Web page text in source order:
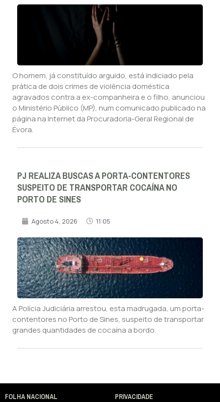
O homem, já constituído arguido, está indiciado pela
prática de dois crimes de violência doméstica
agravados contra a ex-companheira e o filho, anunciou
o Ministério Público (MP), num comunicado publicado na
página na Internet da Procuradoria-Geral Regional de
Évora.
PJ REALIZA BUSCAS A PORTA-CONTENTORES
SUSPEITO DE TRANSPORTAR COCAÍNA NO
PORTO DE SINES
Agosto 4, 2026 11:05
A Polícia Judiciária arrestou, esta madrugada, um porta-
contentores no Porto de Sines, suspeito de transportar
grandes quantidades de cocaína a bordo.
FOLHA NACIONAL PRIVACIDADE